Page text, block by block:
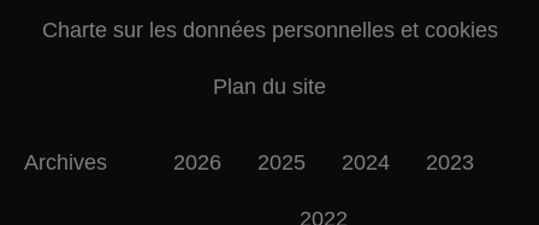
Charte sur les données personnelles et cookies
Plan du site
Archives 2026 2025 2024 2023
2022